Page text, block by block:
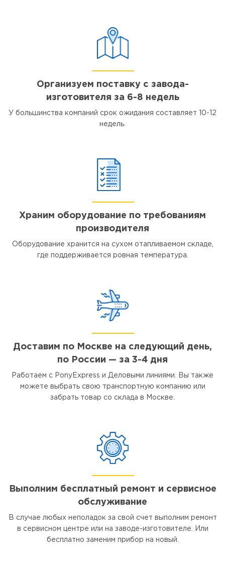
Организуем поставку с завода-
изготовителя за 6-8 недель
У большинства компаний срок ожидания составляет 10-12
недель.
Храним оборудование по требованиям
производителя
Оборудование хранится на сухом отапливаемом складе,
где поддерживается ровная температура.
Доставим по Москве на следующий день,
по России — за 3-4 дня
Работаем с PonyExpress и Деловыми линиями. Вы также
можете выбрать свою транспортную компанию или
забрать товар со склада в Москве.
Выполним бесплатный ремонт и сервисное
обслуживание
В случае любых неполадок за свой счет выполним ремонт
в сервисном центре или на заводе-изготовителе. Или
бесплатно заменим прибор на новый.